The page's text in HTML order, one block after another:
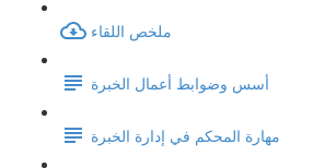
ملخص اللقاء
أسس وضوابط أعمال الخبرة
مهارة المحكم في إدارة الخبرة